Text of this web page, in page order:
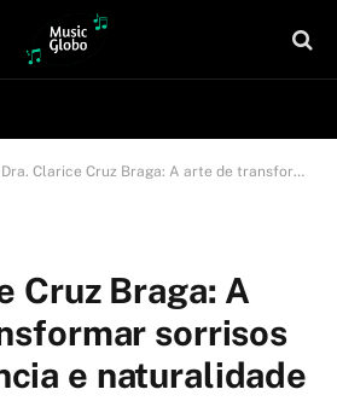
Dra. Clarice Cruz Braga: A arte de transformar sorrisos com elegância e naturalidade
Cruz Braga: A
sorrisos
e naturalidade